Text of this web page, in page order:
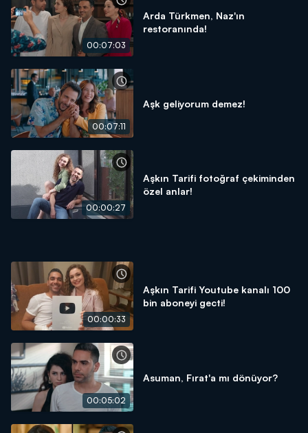
00:07:03
Arda Türkmen, Naz'ın
restoranında!
00:07:11
Aşk geliyorum demez!
00:00:27
Aşkın Tarifi fotoğraf çekiminden
özel anlar!
00:00:33
Aşkın Tarifi Youtube kanalı 100
bin aboneyi gecti!
00:05:02
Asuman, Fırat'a mı dönüyor?